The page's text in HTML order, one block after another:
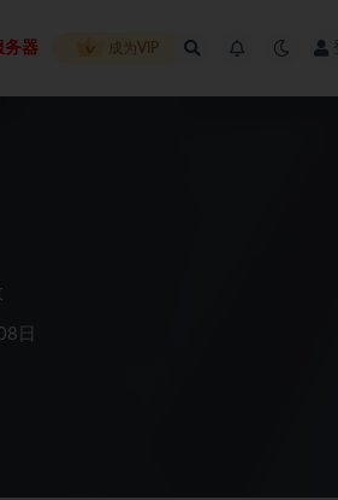
务器 成为VIP
日